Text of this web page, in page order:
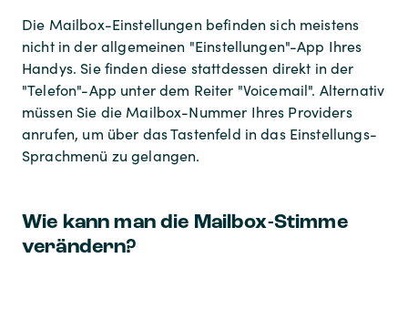
Die Mailbox-Einstellungen befinden sich meistens
nicht in der allgemeinen "Einstellungen"-App Ihres
Handys. Sie finden diese stattdessen direkt in der
"Telefon"-App unter dem Reiter "Voicemail". Alternativ
müssen Sie die Mailbox-Nummer Ihres Providers
anrufen, um über das Tastenfeld in das Einstellungs-
Sprachmenü zu gelangen.
Wie kann man die Mailbox-Stimme
verändern?